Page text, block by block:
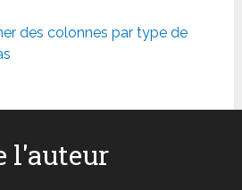
des colonnes par type de
l'auteur